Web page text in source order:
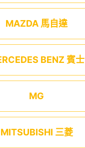
MAZDA 馬自達
BENZ 賓士
MG
MITSUBISHI 三菱